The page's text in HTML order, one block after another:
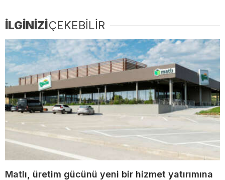
İLGİNİZİÇEKEBİLİR
Matlı, üretim gücünü yeni bir hizmet yatırımına